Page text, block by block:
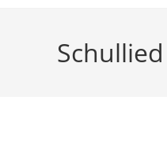
Schullied